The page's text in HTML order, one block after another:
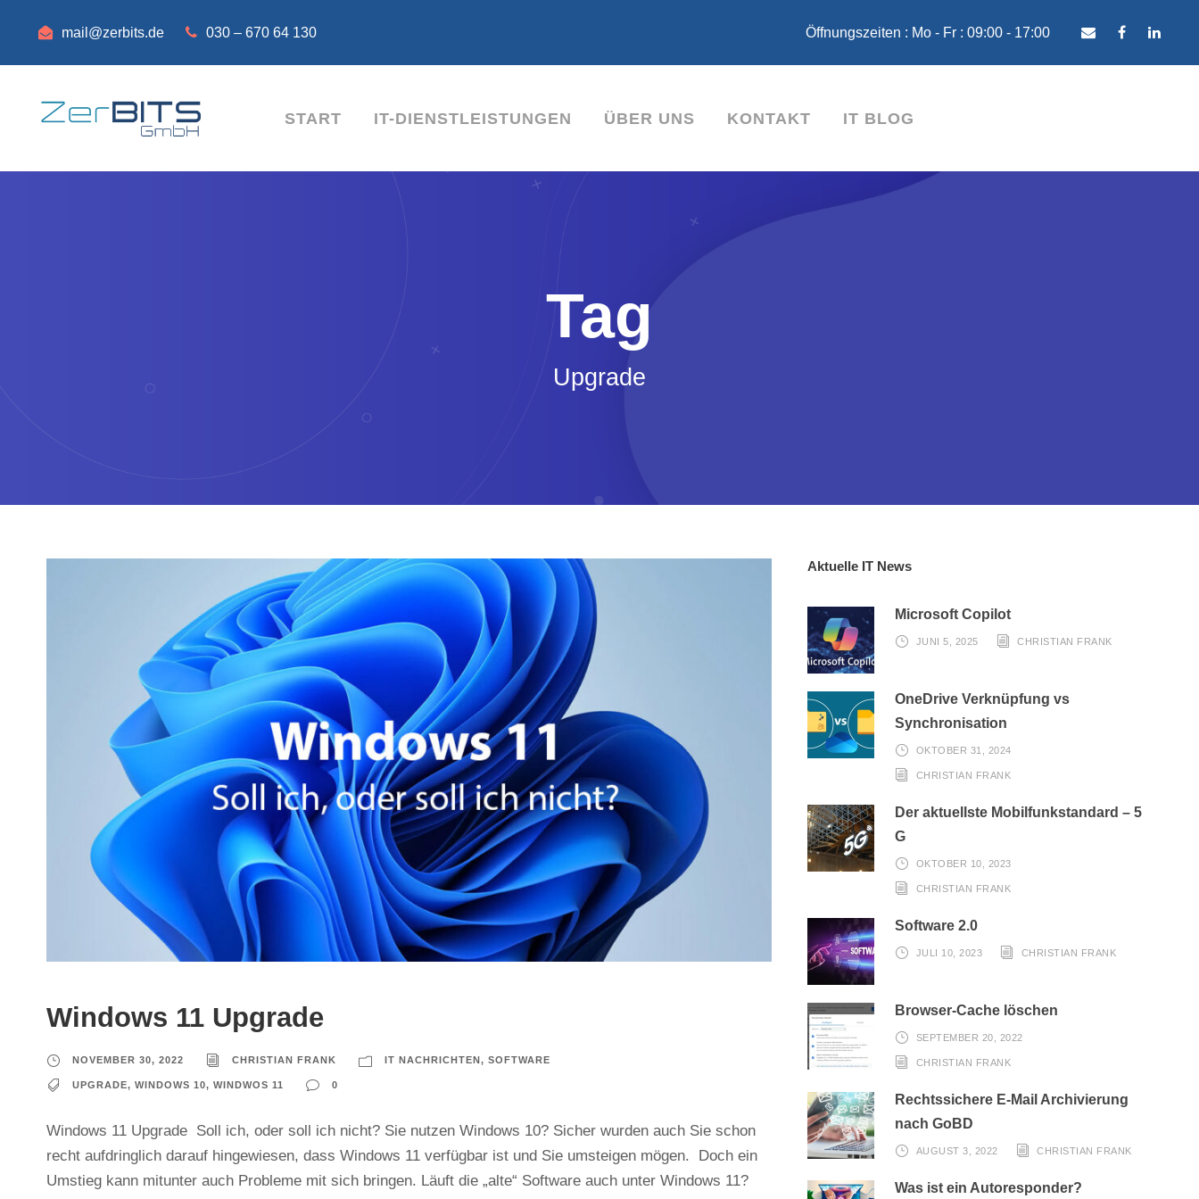
mail@zerbits.de 030 – 670 64 130 Öffnungszeiten : Mo - Fr : 09:00 - 17:00
START IT-DIENSTLEISTUNGEN ÜBER UNS KONTAKT IT BLOG
Tag
Upgrade
Windows 11 Upgrade
NOVEMBER 30, 2022 CHRISTIAN FRANK IT NACHRICHTEN, SOFTWARE
UPGRADE, WINDOWS 10, WINDWOS 11 0
Windows 11 Upgrade Soll ich, oder soll ich nicht? Sie nutzen Windows 10? Sicher wurden auch Sie schon
recht aufdringlich darauf hingewiesen, dass Windows 11 verfügbar ist und Sie umsteigen mögen. Doch ein
Umstieg kann mitunter auch Probleme mit sich bringen. Läuft die „alte“ Software auch unter Windows 11?
Aktuelle IT News
Microsoft Copilot
JUNI 5, 2025 CHRISTIAN FRANK
OneDrive Verknüpfung vs
Synchronisation
OKTOBER 31, 2024
CHRISTIAN FRANK
Der aktuellste Mobilfunkstandard – 5
G
OKTOBER 10, 2023
CHRISTIAN FRANK
Software 2.0
JULI 10, 2023 CHRISTIAN FRANK
Browser-Cache löschen
SEPTEMBER 20, 2022
CHRISTIAN FRANK
Rechtssichere E-Mail Archivierung
nach GoBD
AUGUST 3, 2022 CHRISTIAN FRANK
Was ist ein Autoresponder?